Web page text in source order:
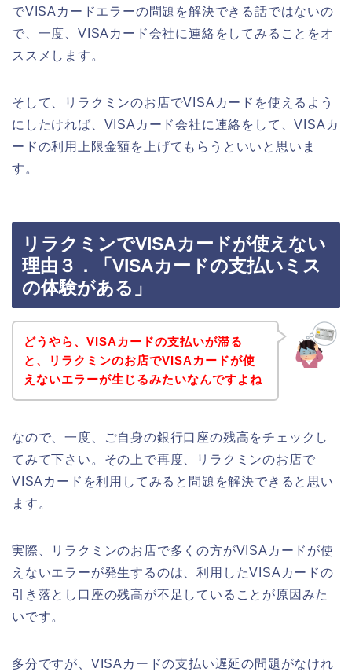
でVISAカードエラーの問題を解決できる話ではないの
で、一度、VISAカード会社に連絡をしてみることをオ
ススメします。
そして、リラクミンのお店でVISAカードを使えるよう
にしたければ、VISAカード会社に連絡をして、VISAカ
ードの利用上限金額を上げてもらうといいと思いま
す。
リラクミンでVISAカードが使えない
理由３．「VISAカードの支払いミス
の体験がある」
どうやら、VISAカードの支払いが滞る
と、リラクミンのお店でVISAカードが使
えないエラーが生じるみたいなんですよね
なので、一度、ご自身の銀行口座の残高をチェックし
てみて下さい。その上で再度、リラクミンのお店で
VISAカードを利用してみると問題を解決できると思い
ます。
実際、リラクミンのお店で多くの方がVISAカードが使
えないエラーが発生するのは、利用したVISAカードの
引き落とし口座の残高が不足していることが原因みた
いです。
多分ですが、VISAカードの支払い遅延の問題がなけれ